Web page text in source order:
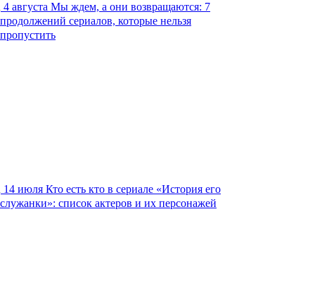
4 августа Мы ждем, а они возвращаются: 7
продолжений сериалов, которые нельзя
пропустить
14 июля Кто есть кто в сериале «История его
служанки»: список актеров и их персонажей